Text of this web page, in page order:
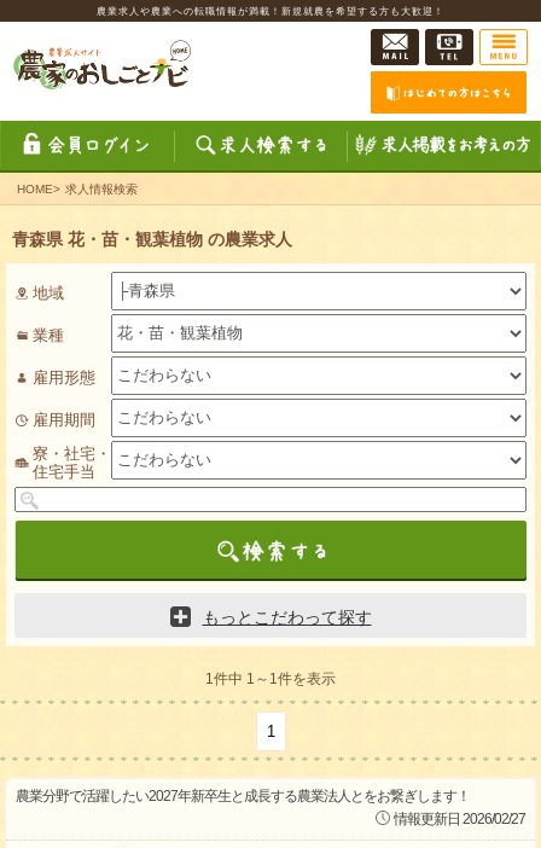
農業求人や農業への転職情報が満載！新規就農を希望する方も大歓迎！
HOME> 求人情報検索
青森県 花・苗・観葉植物 の農業求人
地域
業種
雇用形態
雇用期間
寮・社宅・
住宅手当
もっとこだわって探す
1件中 1～1件を表示
1
農業分野で活躍したい2027年新卒生と成長する農業法人とをお繋ぎします！
情報更新日 2026/02/27